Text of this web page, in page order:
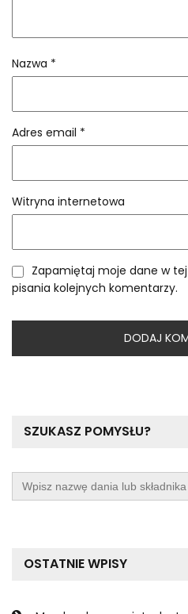
Nazwa *
Adres email *
Witryna internetowa
Zapamiętaj moje dane w
pisania kolejnych komentarzy.
SZUKASZ POMYSŁU?
Search
for:
OSTATNIE WPISY